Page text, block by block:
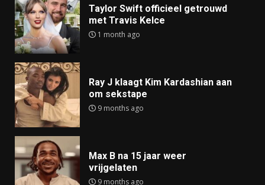
Taylor Swift officieel getrouwd
met Travis Kelce
1 month ago
Ray J klaagt Kim Kardashian aan
om sekstape
9 months ago
Max B na 15 jaar weer
vrijgelaten
9 months ago